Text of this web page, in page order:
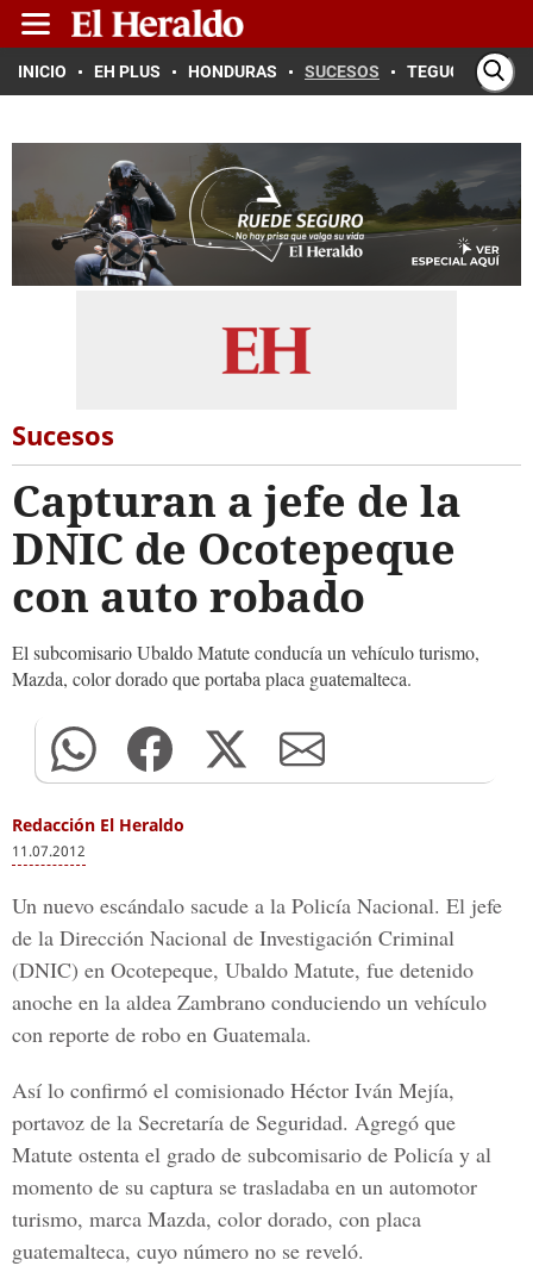
INICIO EH PLUS HONDURAS SUCESOS TEGUCIGALPA
Sucesos
Capturan a jefe de la
DNIC de Ocotepeque
con auto robado
El subcomisario Ubaldo Matute conducía un vehículo turismo,
Mazda, color dorado que portaba placa guatemalteca.
Redacción El Heraldo
11.07.2012
Un nuevo escándalo sacude a la Policía Nacional. El jefe
de la Dirección Nacional de Investigación Criminal
(DNIC) en Ocotepeque, Ubaldo Matute, fue detenido
anoche en la aldea Zambrano conduciendo un vehículo
con reporte de robo en Guatemala.
Así lo confirmó el comisionado Héctor Iván Mejía,
portavoz de la Secretaría de Seguridad. Agregó que
Matute ostenta el grado de subcomisario de Policía y al
momento de su captura se trasladaba en un automotor
turismo, marca Mazda, color dorado, con placa
guatemalteca, cuyo número no se reveló.